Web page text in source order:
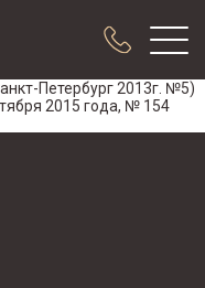
Петербург 2013г. №5)
2015 года, № 154